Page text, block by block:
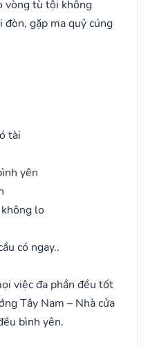
vòng tù tội không
gặp ma quỷ cúng
tài
yên
lo
có ngay..
việc đa phần đều tốt
Tây Nam – Nhà cửa
bình yên.